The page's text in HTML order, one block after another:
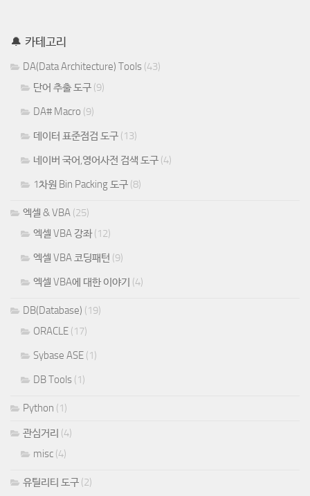
🔔 카테고리
DA(Data Architecture) Tools (43)
단어 추출 도구 (9)
DA# Macro (9)
데이터 표준점검 도구 (13)
네이버 국어,영어사전 검색 도구 (4)
1차원 Bin Packing 도구 (8)
엑셀 & VBA (25)
엑셀 VBA 강좌(12)
엑셀 VBA 코딩패턴 (9)
엑셀 VBA에 대한 이야기 (4)
DB(Database) (19)
ORACLE (17)
Sybase ASE (1)
DB Tools (1)
Python (1)
관심거리 (4)
misc (4)
유틸리티 도구 (2)